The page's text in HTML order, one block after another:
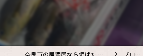
奈良市の居酒屋なら炉ばた 魚源 ブログ